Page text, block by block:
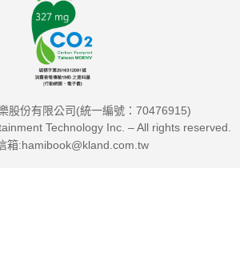
股份有限公司(統一編號：70476915)
Technology Inc. – All rights reserved.
箱:hamibook@kland.com.tw